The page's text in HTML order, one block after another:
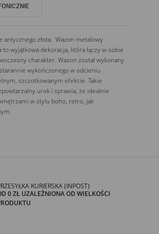
antycznego złota. Wazon metalowy
wyjątkowa dekoracja, która łączy w sobie
charakter. Wazon został wykonany
wykończonego w odcieniu
szczotkowanym efekcie. Takie
urok i sprawia, że idealnie
w stylu boho, retro, jak
KURIERSKA (INPOST)
0 ZŁ UZALEŻNIONA OD WIELKOŚCI